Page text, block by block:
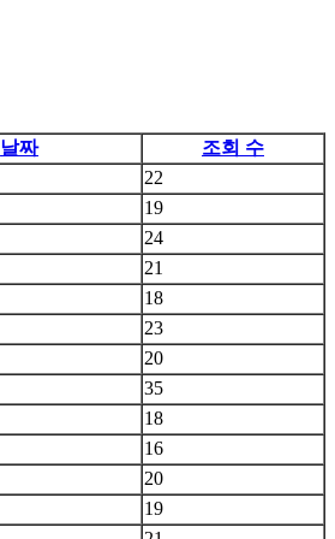
날짜
조회 수
22
19
24
21
18
23
20
35
18
16
20
19